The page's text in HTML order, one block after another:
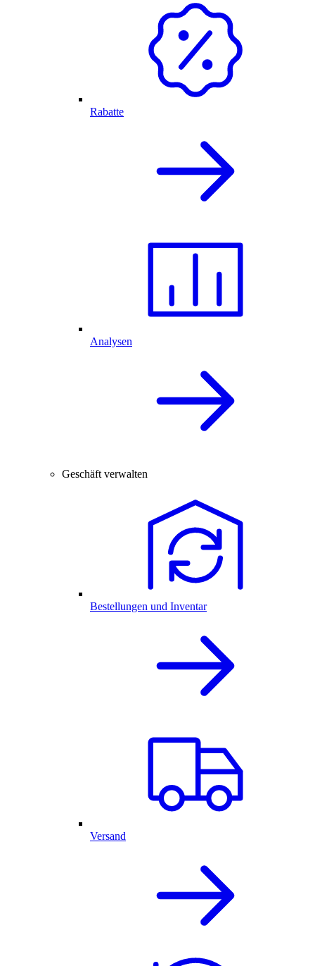
Rabatte
Analysen
Geschäft verwalten
Bestellungen und Inventar
Versand